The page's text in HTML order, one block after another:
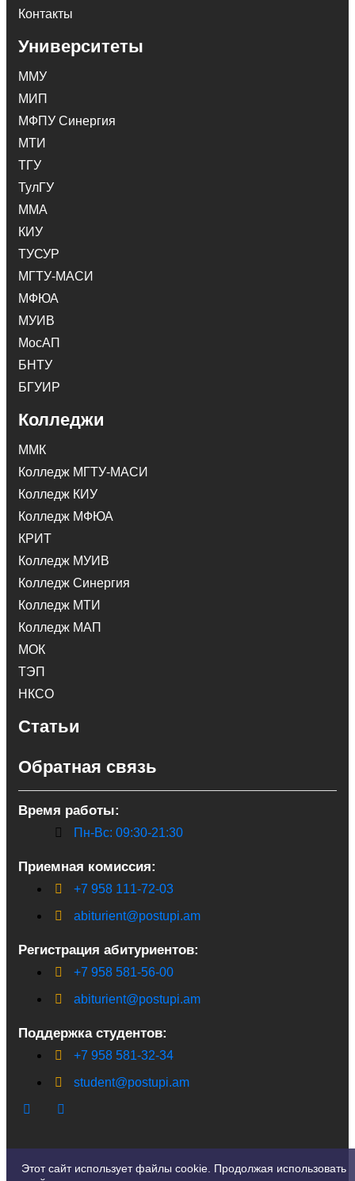
Контакты
Университеты
ММУ
МИП
МФПУ Синергия
МТИ
ТГУ
ТулГУ
ММА
КИУ
ТУСУР
МГТУ-МАСИ
МФЮА
МУИВ
МосАП
БНТУ
БГУИР
Колледжи
ММК
Колледж МГТУ-МАСИ
Колледж КИУ
Колледж МФЮА
КРИТ
Колледж МУИВ
Колледж Синергия
Колледж МТИ
Колледж МАП
МОК
ТЭП
НКСО
Статьи
Обратная связь
Время работы:
Пн-Вс: 09:30-21:30
Приемная комиссия:
+7 958 111-72-03
abiturient@postupi.am
Регистрация абитуриентов:
+7 958 581-56-00
abiturient@postupi.am
Поддержка студентов:
+7 958 581-32-34
student@postupi.am
Этот сайт использует файлы cookie. Продолжая использовать